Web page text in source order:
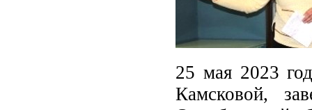
25 мая 2023
Камсковой,